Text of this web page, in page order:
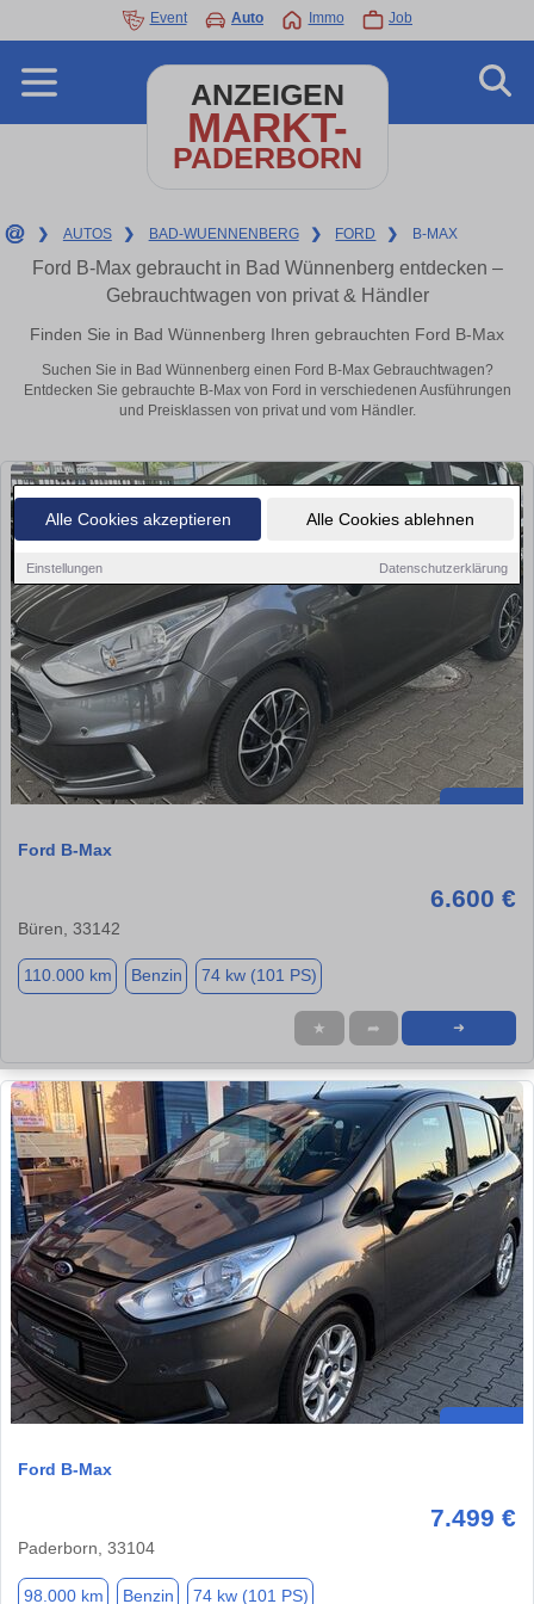
Alle Cookies akzeptieren Alle Cookies ablehnen
Einstellungen Datenschutzerklärung
Event Auto Immo Job
ANZEIGEN
MARKT-
PADERBORN
❯ AUTOS ❯ BAD-WUENNENBERG ❯ FORD ❯ B-MAX
Ford B-Max gebraucht in Bad Wünnenberg entdecken –
Gebrauchtwagen von privat & Händler
Finden Sie in Bad Wünnenberg Ihren gebrauchten Ford B-Max
Suchen Sie in Bad Wünnenberg einen Ford B-Max Gebrauchtwagen?
Entdecken Sie gebrauchte B-Max von Ford in verschiedenen Ausführungen
und Preisklassen von privat und vom Händler.
Ford B-Max
6.600 €
Büren, 33142
110.000 km Benzin 74 kw (101 PS)
★ ➦ ➜
Ford B-Max
7.499 €
Paderborn, 33104
98.000 km Benzin 74 kw (101 PS)